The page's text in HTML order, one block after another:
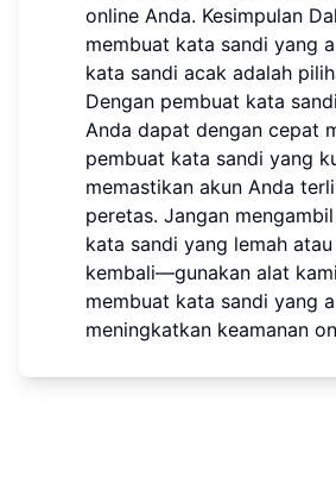
online Anda. Kesimpulan
membuat kata sandi yang
kata sandi acak adalah
Dengan pembuat kata
Anda dapat dengan cepat
pembuat kata sandi yang
memastikan akun Anda
peretas. Jangan
kata sandi yang lemah
kembali—gunakan alat
membuat kata sandi yang
meningkatkan keamanan